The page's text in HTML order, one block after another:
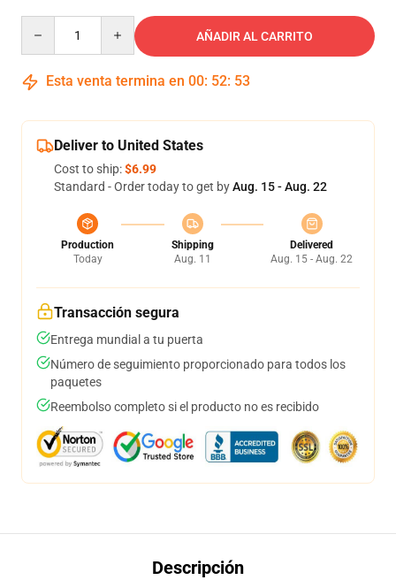
AÑADIR AL CARRITO
Esta venta termina en 00: 52: 53
Deliver to United States
Cost to ship:$6.99
Standard - Order today to get byAug. 15 - Aug. 22
Production
Today
Shipping
Aug. 11
Delivered
Aug. 15 - Aug. 22
Transacción segura
Entrega mundial a tu puerta
Número de seguimiento proporcionado para todos los
paquetes
Reembolso completo si el producto no es recibido
Descripción